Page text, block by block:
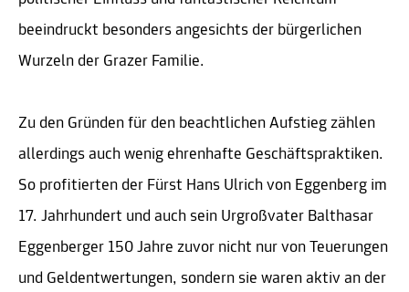
beeindruckt besonders angesichts der bürgerlichen
Wurzeln der Grazer Familie.
Zu den Gründen für den beachtlichen Aufstieg zählen
allerdings auch wenig ehrenhafte Geschäftspraktiken.
So profitierten der Fürst Hans Ulrich von Eggenberg im
17. Jahrhundert und auch sein Urgroßvater Balthasar
Eggenberger 150 Jahre zuvor nicht nur von Teuerungen
und Geldentwertungen, sondern sie waren aktiv an der